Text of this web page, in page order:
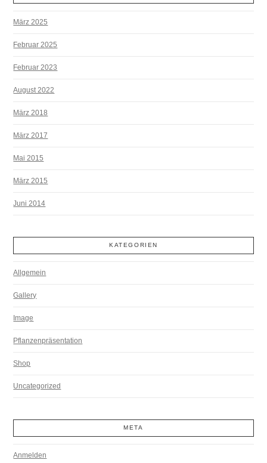
März 2025
Februar 2025
Februar 2023
August 2022
März 2018
März 2017
Mai 2015
März 2015
Juni 2014
KATEGORIEN
Allgemein
Gallery
Image
Pflanzenpräsentation
Shop
Uncategorized
META
Anmelden